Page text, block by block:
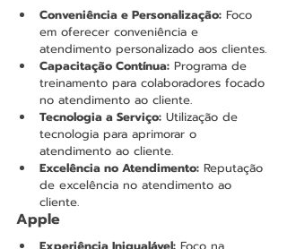
Conveniência e Personalização: Foco
em oferecer conveniência e
atendimento personalizado aos clientes.
Capacitação Contínua: Programa de
treinamento para colaboradores focado
no atendimento ao cliente.
Tecnologia a Serviço: Utilização de
tecnologia para aprimorar o
atendimento ao cliente.
Excelência no Atendimento: Reputação
de excelência no atendimento ao
cliente.
Apple
Experiência Inigualável: Foco na